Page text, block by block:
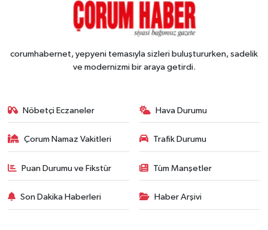
corumhabernet, yepyeni temasıyla sizleri buluştururken, sadelik
ve modernizmi bir araya getirdi.
Nöbetçi Eczaneler Hava Durumu
Çorum Namaz Vakitleri Trafik Durumu
Puan Durumu ve Fikstür Tüm Manşetler
Son Dakika Haberleri Haber Arşivi